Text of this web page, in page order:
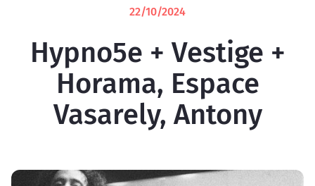
22/10/2024
Hypno5e + Vestige +
Horama, Espace
Vasarely, Antony